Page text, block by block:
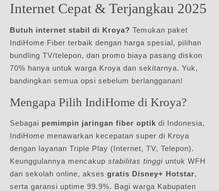
Internet Cepat & Terjangkau 2025
Butuh internet stabil di Kroya? Temukan paket
IndiHome Fiber terbaik dengan harga spesial, pilihan
bundling TV/telepon, dan promo biaya pasang diskon
70% hanya untuk warga Kroya dan sekitarnya. Yuk,
bandingkan semua opsi sebelum berlangganan!
Mengapa Pilih IndiHome di Kroya?
Sebagai pemimpin jaringan fiber optik di Indonesia,
IndiHome menawarkan kecepatan super di Kroya
dengan layanan Triple Play (Internet, TV, Telepon).
Keunggulannya mencakup stabilitas tinggi untuk WFH
dan sekolah online, akses gratis Disney+ Hotstar,
serta garansi uptime 99.9%. Bagi warga Kabupaten